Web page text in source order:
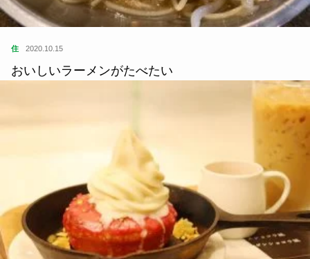
住 2020.10.15
おいしいラーメンがたべたい